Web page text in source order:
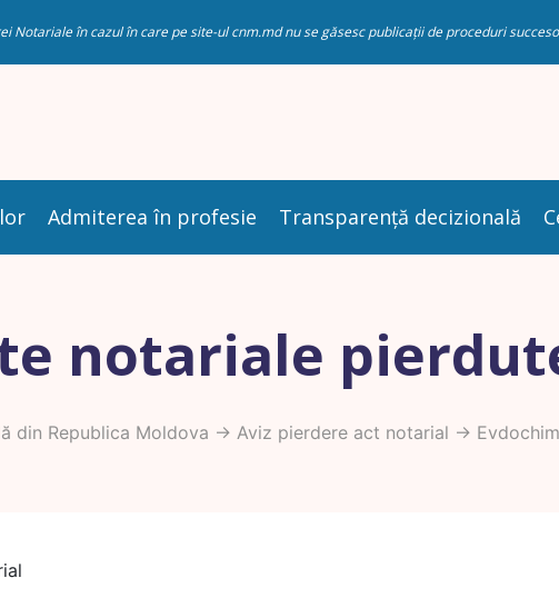
Notariale în cazul în care pe site-ul cnm.md nu se găsesc publicații de proceduri
Admiterea în profesie Transparență decizională
notariale
din Republica Moldova -> Aviz pierdere act notarial ->